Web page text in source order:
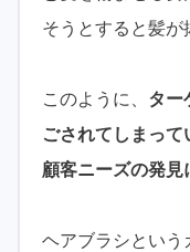
そうとすると髪が
このように、 ター
ごされてしまっ
顧客ニーズの発
ヘアブラシという